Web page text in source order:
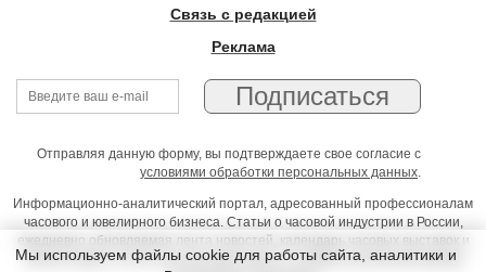
Связь с редакцией
Реклама
Отправляя данную форму, вы подтверждаете свое согласие с
условиями обработки персональных данных
Информационно-аналитический портал, адресованный профессионалам
часового и ювелирного бизнеса. Статьи о часовой индустрии в России,
ежедневно обновляемая лента новостей, календарь часовых выставок и
презентаций, on-line консультации юриста, профессиональный форум
Мы используем файлы cookie для работы сайта, аналитики и